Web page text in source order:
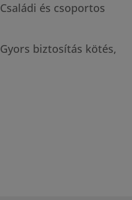
Családi és csoportos
Gyors biztosítás kötés,